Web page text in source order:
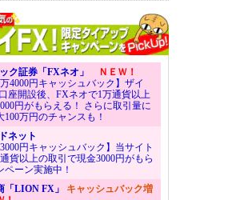
ク証券「FXネオ」
ＮＥＷ！
万4000円キャッシュバック】ザイ
座開設後、FXネオで1万通貨以上
円がもらえる！ さらに取引量に
100万円のチャンスも！
ネット
3000円キャッシュバック】当サイト
貨以上の取引で現金3000円がもら
ペーン実施中！
「LION FX」 キャッシュバック増